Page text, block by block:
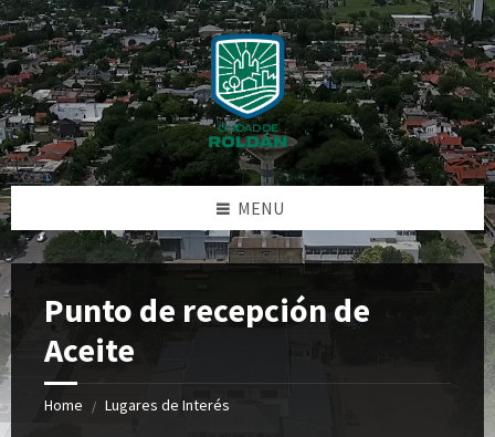
Skip
to
content
Skip
to
left
sidebar
Skip
to
right
sidebar
Skip
to
footer
MENU
Punto de recepción de
Aceite
Home / Lugares de Interés